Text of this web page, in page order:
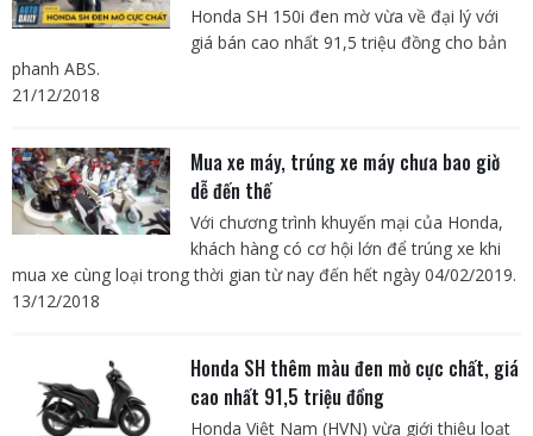
Honda SH 150i đen mờ vừa về đại lý với
giá bán cao nhất 91,5 triệu đồng cho bản
phanh ABS.
21/12/2018
Mua xe máy, trúng xe máy chưa bao giờ
dễ đến thế
Với chương trình khuyến mại của Honda,
khách hàng có cơ hội lớn để trúng xe khi
mua xe cùng loại trong thời gian từ nay đến hết ngày 04/02/2019.
13/12/2018
Honda SH thêm màu đen mờ cực chất, giá
cao nhất 91,5 triệu đồng
Honda Việt Nam (HVN) vừa giới thiệu loạt